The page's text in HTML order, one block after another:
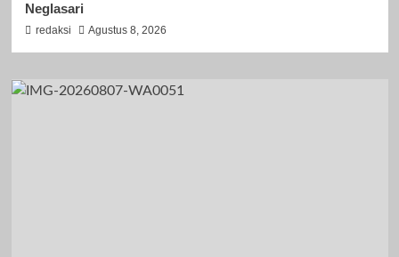
Neglasari
redaksi Agustus 8, 2026